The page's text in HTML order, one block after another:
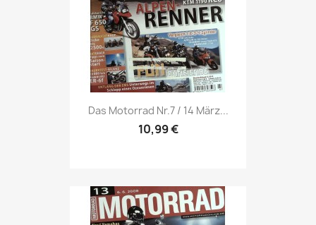
Vorschau
Das Motorrad Nr.7 / 14 März...
10,99 €